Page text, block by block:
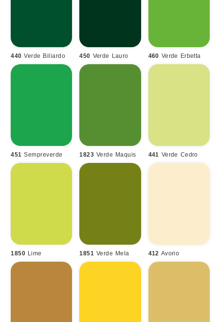
440 Verde Biliardo 450 Verde Lauro 460 Verde Erbetta
451 Sempreverde 1823 Verde Maquis 441 Verde Cedro
1850 Lime 1851 Verde Mela 412 Avorio